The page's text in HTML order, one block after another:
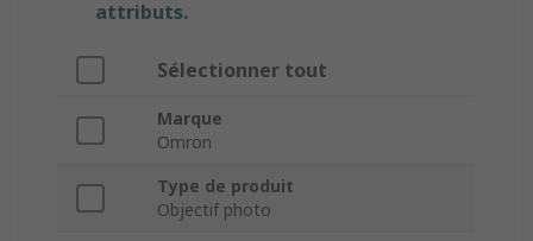
attributs.
Sélectionner tout
Marque
Omron
Type de produit
Objectif photo